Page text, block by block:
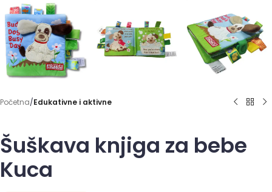
Početna Edukativne i aktivne
Šuškava knjiga za bebe
Kuca